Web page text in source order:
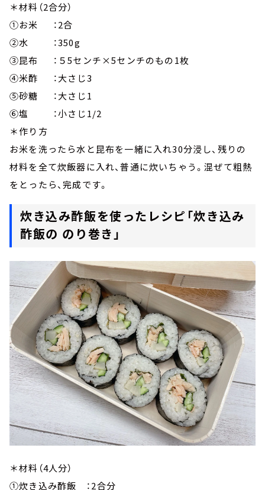
＊材料（2合分）
①お米 ：2合
②水 ：350g
③昆布 ：５5センチ×5センチのもの1枚
④米酢 ：大さじ3
⑤砂糖 ：大さじ1
⑥塩 ：小さじ1/2
＊作り方
お米を洗ったら水と昆布を一緒に入れ30分浸し、残りの
材料を全て炊飯器に入れ、普通に炊いちゃう。混ぜて粗熱
をとったら、完成です。
炊き込み酢飯を使ったレシピ「炊き込み
酢飯の のり巻き」
＊材料（4人分）
①炊き込み酢飯 ：2合分